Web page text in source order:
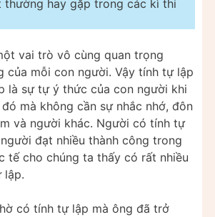
thường hay gặp trong các kì thi
vai trò vô cùng quan trọng
của mỗi con người. Vậy tính tự lập
là sự tự ý thức của con người khi
mà không cần sự nhắc nhớ, đôn
và người khác. Người có tính tự
đạt nhiều thành công trong
tế cho chúng ta thấy có rất nhiều
lập.
có tính tự lập mà ông đã trở